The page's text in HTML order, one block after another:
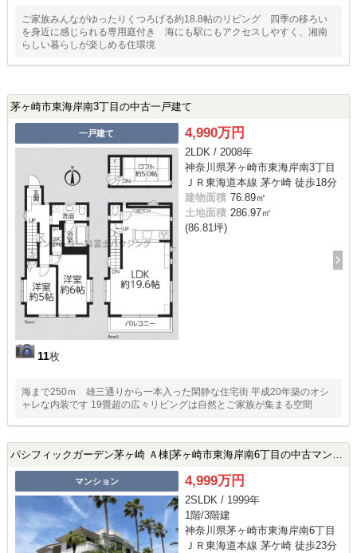
ご家族みんながゆったりくつろげる約18.8帖のリビング 四季の移ろい
を身近に感じられる専用庭付き 海にも駅にもアクセスしやすく、湘南
らしい暮らしが楽しめる住環境
茅ヶ崎市東海岸南3丁目の中古一戸建て
一戸建て
11枚
4,990万円
2LDK / 2008年
神奈川県茅ヶ崎市東海岸南3丁目
ＪＲ東海道本線 茅ケ崎 徒歩18分
建物面積 76.89㎡
土地面積 286.97㎡
(86.81坪)
海まで250ｍ 雄三通りから一本入った閑静な住宅街 平成20年築のオシ
ャレな内装です 19畳超の広々リビングは自然とご家族が集まる空間
マンション 4,999万円
2SLDK / 1999年
1階/3階建
神奈川県茅ヶ崎市東海岸南6丁目
ＪＲ東海道本線 茅ケ崎 徒歩23分